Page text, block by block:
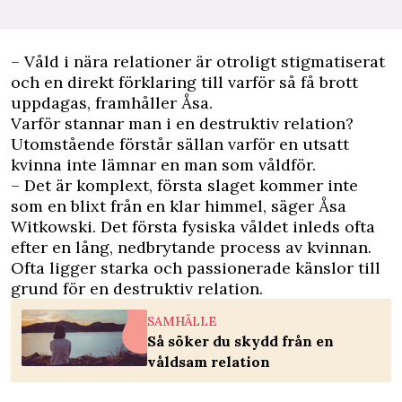
– Våld i nära relationer är otroligt stigmatiserat
och en direkt förklaring till varför så få brott
uppdagas, framhåller Åsa.
Varför stannar man i en destruktiv relation?
Utomstående förstår sällan varför en utsatt
kvinna inte lämnar en man som våldför.
– Det är komplext, första slaget kommer inte
som en blixt från en klar himmel, säger Åsa
Witkowski. Det första fysiska våldet inleds ofta
efter en lång, nedbrytande process av kvinnan.
Ofta ligger starka och passionerade känslor till
grund för en destruktiv relation.
SAMHÄLLE
Så söker du skydd från en
våldsam relation